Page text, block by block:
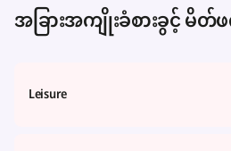
အခြားအကျိုးခံစားခွင့် မိ
Leisure